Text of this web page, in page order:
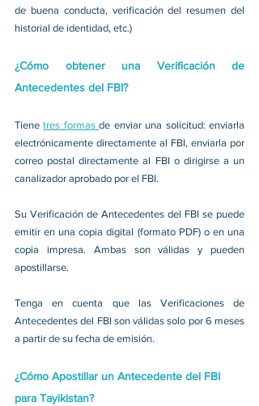
de buena conducta, verificación del resumen del
historial de identidad, etc.)
¿Cómo obtener una Verificación de
Antecedentes del FBI?
Tiene tres formas de enviar una solicitud: enviarla
electrónicamente directamente al FBI, enviarla por
correo postal directamente al FBI o dirigirse a un
canalizador aprobado por el FBI.
Su Verificación de Antecedentes del FBI se puede
emitir en una copia digital (formato PDF) o en una
copia impresa. Ambas son válidas y pueden
apostillarse.
Tenga en cuenta que las Verificaciones de
Antecedentes del FBI son válidas solo por 6 meses
a partir de su fecha de emisión.
¿Cómo Apostillar un Antecedente del FBI
para Tayikistan?